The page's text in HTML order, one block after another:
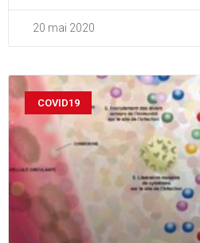
20 mai 2020
COVID19